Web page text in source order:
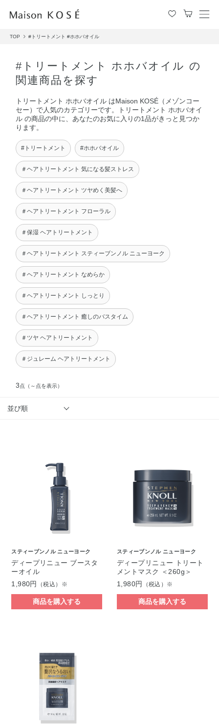
メ
TOP #トリートメント #ホホバオイル
#トリートメント ホホバオイル の
関連商品を探す
トリートメント ホホバオイル はMaison KOSÉ（メゾンコー
セー）で人気のカテゴリーです。トリートメント ホホバオイ
ル の商品の中に、あなたのお気に入りの1品がきっと見つか
ります。
#トリートメント #ホホバオイル
＃ヘアトリートメント 気になる髪ストレス
＃ヘアトリートメント ツヤめく美髪へ
＃ヘアトリートメント フローラル
＃保湿 ヘアトリートメント
＃ヘアトリートメント スティーブンノル ニューヨーク
＃ヘアトリートメント なめらか
＃ヘアトリートメント しっとり
＃ヘアトリートメント 癒しのバスタイム
＃ツヤ ヘアトリートメント
＃ジュレーム ヘアトリートメント
3点 （～点を表示）
並び順
スティーブンノル ニューヨーク
ディープリニュー ブースタ
ーオイル
1,980円
（税込）※
商品を購入する
スティーブンノル ニューヨーク
ディープリニュー トリート
メントマスク ＜260g＞
1,980円
（税込）※
商品を購入する